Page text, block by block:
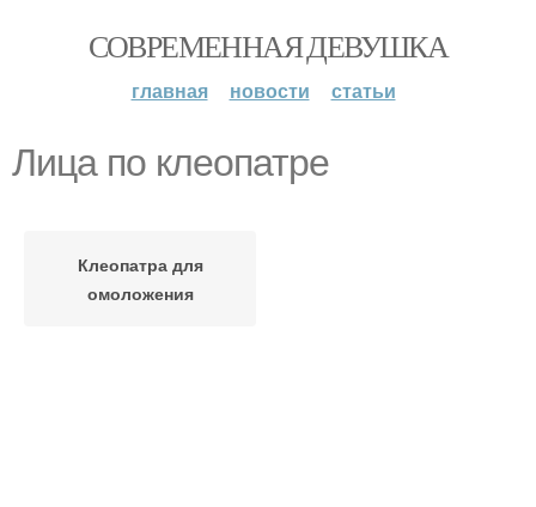
СОВРЕМЕННАЯ ДЕВУШКА
главная новости статьи
Лица по клеопатре
Клеопатра для
омоложения